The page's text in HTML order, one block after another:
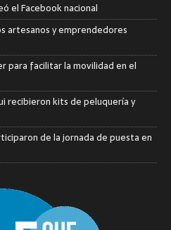
el Facebook nacional
artesanos y emprendedores
para facilitar la movilidad en el
recibieron kits de peluquería y
de la jornada de puesta en